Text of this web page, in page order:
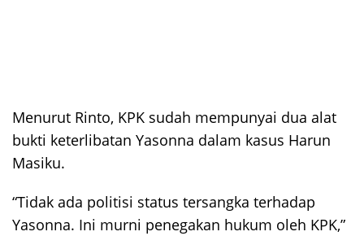
Menurut Rinto, KPK sudah mempunyai dua alat
bukti keterlibatan Yasonna dalam kasus Harun
Masiku.
“Tidak ada politisi status tersangka terhadap
Yasonna. Ini murni penegakan hukum oleh KPK,”